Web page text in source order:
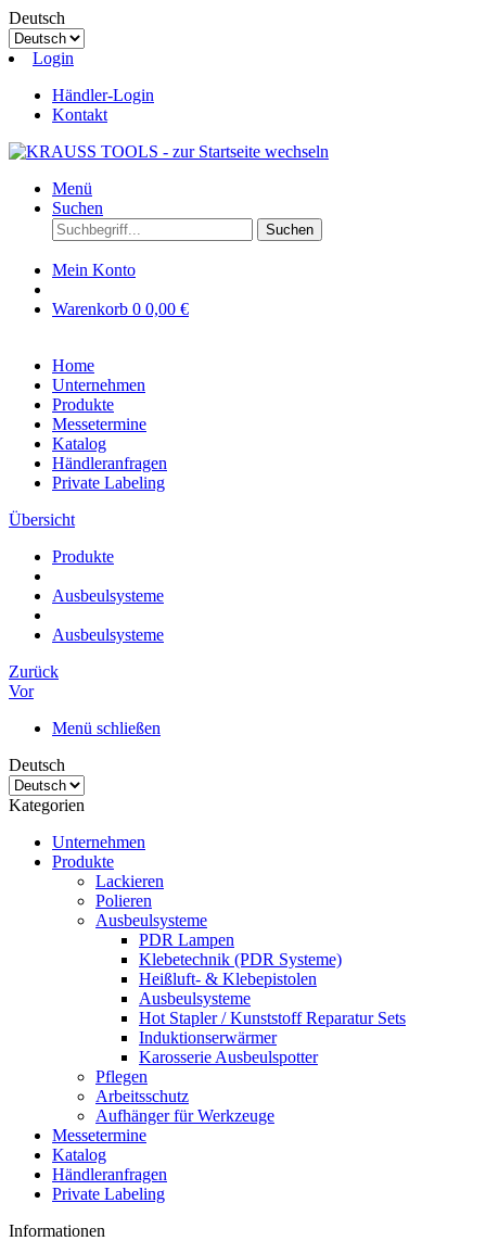
Deutsch
Login
Händler-Login
Kontakt
Menü
Suchen
Suchen
Mein Konto
Warenkorb 0 0,00 €
Home
Unternehmen
Produkte
Messetermine
Katalog
Händleranfragen
Private Labeling
Übersicht
Produkte
Ausbeulsysteme
Ausbeulsysteme
Zurück
Vor
Menü schließen
Deutsch
Kategorien
Unternehmen
Produkte
Lackieren
Polieren
Ausbeulsysteme
PDR Lampen
Klebetechnik (PDR Systeme)
Heißluft- & Klebepistolen
Ausbeulsysteme
Hot Stapler / Kunststoff Reparatur Sets
Induktionserwärmer
Karosserie Ausbeulspotter
Pflegen
Arbeitsschutz
Aufhänger für Werkzeuge
Messetermine
Katalog
Händleranfragen
Private Labeling
Informationen